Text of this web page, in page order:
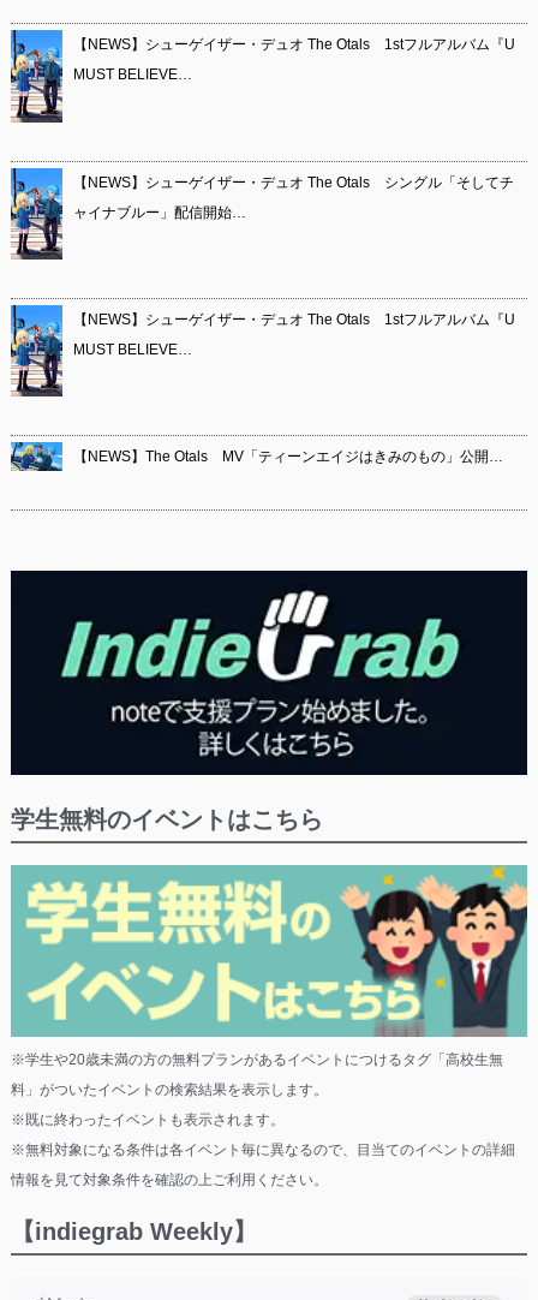
【NEWS】シューゲイザー・デュオ The Otals 1stフルアルバム『U
MUST BELIEVE…
【NEWS】シューゲイザー・デュオ The Otals シングル「そしてチ
ャイナブルー」配信開始…
【NEWS】シューゲイザー・デュオ The Otals 1stフルアルバム『U
MUST BELIEVE…
【NEWS】The Otals MV「ティーンエイジはきみのもの」公開…
学生無料のイベントはこちら
※学生や20歳未満の方の無料プランがあるイベントにつけるタグ「高校生無
料」がついたイベントの検索結果を表示します。
※既に終わったイベントも表示されます。
※無料対象になる条件は各イベント毎に異なるので、目当てのイベントの詳細
情報を見て対象条件を確認の上ご利用ください。
【indiegrab Weekly】